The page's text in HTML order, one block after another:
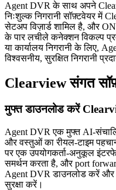
Agent DVR के साथ अपने
निःशुल्क निगरानी सॉफ़्टवेयर में
सेटअप विज़ार्ड शामिल है, और
के पार लचीले कनेक्शन विकल्प
या कार्यालय निगरानी के लिए,
विश्वसनीय, सुरक्षित निगरानी
Clearview संगत
मुफ्त डाउनलोड करें
Agent DVR एक मुफ्त AI-
और वस्तुओं का रीयल-टाइम
पर एक उपयोगकर्ता-अनुकूल
समर्थन करता है, और port
Agent DVR डाउनलोड करें और
सुरक्षा करें।